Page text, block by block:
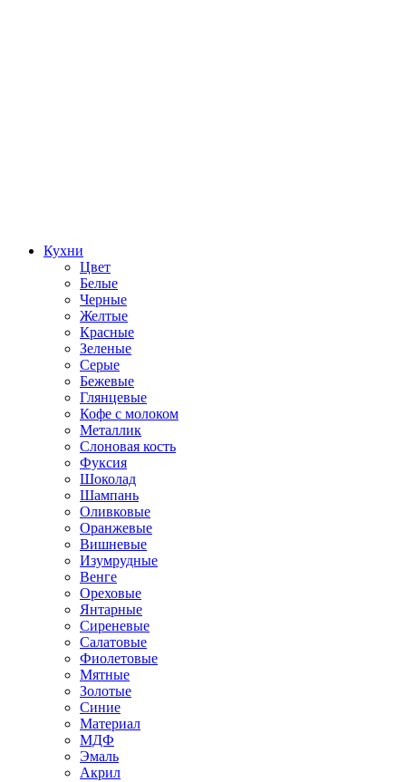
Кухни
Цвет
Белые
Черные
Желтые
Красные
Зеленые
Серые
Бежевые
Глянцевые
Кофе с молоком
Металлик
Слоновая кость
Фуксия
Шоколад
Шампань
Оливковые
Оранжевые
Вишневые
Изумрудные
Венге
Ореховые
Янтарные
Сиреневые
Салатовые
Фиолетовые
Мятные
Золотые
Синие
Материал
МДФ
Эмаль
Акрил